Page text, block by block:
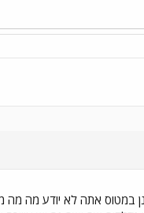
במטוס אתה לא יודע מה מה